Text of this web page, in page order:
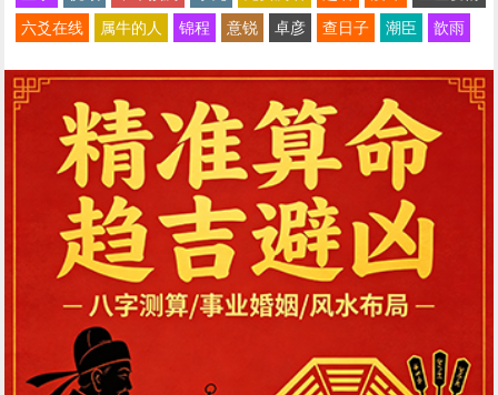
六爻在线
属牛的人 锦程 意锐 卓彦 查日子 潮臣 歆雨